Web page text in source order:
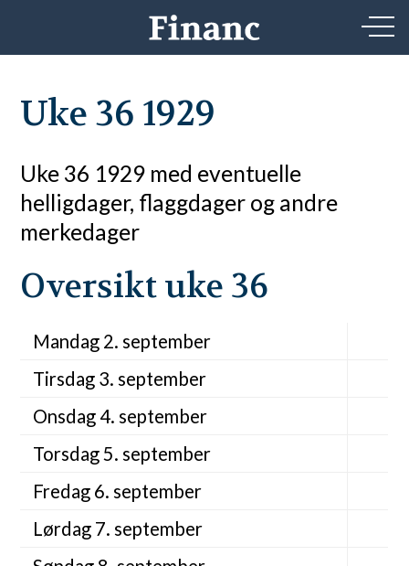
Uke 36 1929
Uke 36 1929 med eventuelle
helligdager, flaggdager og andre
merkedager
Oversikt uke 36
Mandag 2. september
Tirsdag 3. september
Onsdag 4. september
Torsdag 5. september
Fredag 6. september
Lørdag 7. september